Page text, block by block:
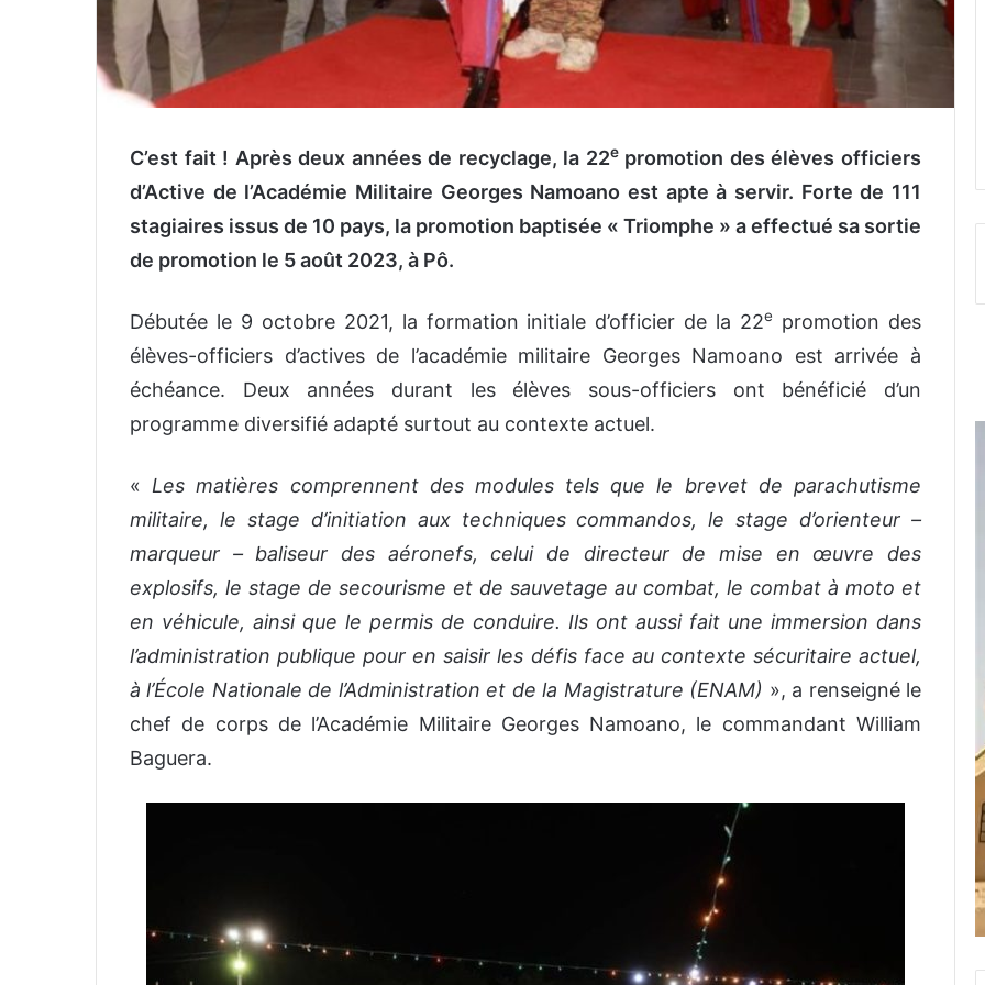
C’est fait ! Après deux années de recyclage, la 22epromotion des élèves officiers
d’Active de l’Académie Militaire Georges Namoano est apte à servir. Forte de 111
stagiaires issus de 10 pays, la promotion baptisée « Triomphe » a effectué sa sortie
de promotion le 5 août 2023, à Pô.
Débutée le 9 octobre 2021, la formation initiale d’officier de la 22e
promotion des
élèves-officiers d’actives de l’académie militaire Georges Namoano est arrivée à
échéance. Deux années durant les élèves sous-officiers ont bénéficié d’un
programme diversifié adapté surtout au contexte actuel.
« Les matières comprennent des modules tels que le brevet de parachutisme
militaire, le stage d’initiation aux techniques commandos, le stage d’orienteur –
marqueur – baliseur des aéronefs, celui de directeur de mise en œuvre des
explosifs, le stage de secourisme et de sauvetage au combat, le combat à moto et
en véhicule, ainsi que le permis de conduire. Ils ont aussi fait une immersion dans
l’administration publique pour en saisir les défis face au contexte sécuritaire actuel,
à l’École Nationale de l’Administration et de la Magistrature (ENAM) », a renseigné le
chef de corps de l’Académie Militaire Georges Namoano, le commandant William
Baguera.